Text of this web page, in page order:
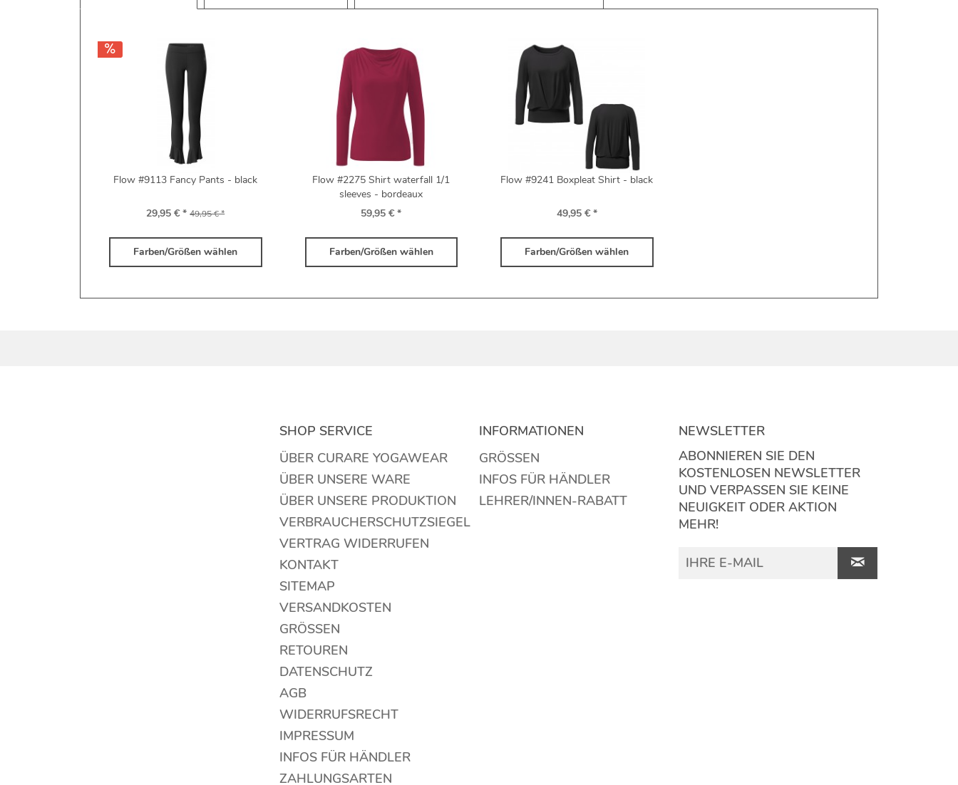
Flow #9113 Fancy Pants - black
29,95 € * 49,95 € *
Farben/Größen wählen
Flow #2275 Shirt waterfall 1/1
sleeves - bordeaux
59,95 € *
Farben/Größen wählen
Flow #9241 Boxpleat Shirt - black
49,95 € *
Farben/Größen wählen
SHOP SERVICE
ÜBER CURARE YOGAWEAR
ÜBER UNSERE WARE
ÜBER UNSERE PRODUKTION
VERBRAUCHERSCHUTZSIEGEL
VERTRAG WIDERRUFEN
KONTAKT
SITEMAP
VERSANDKOSTEN
GRÖSSEN
RETOUREN
DATENSCHUTZ
AGB
WIDERRUFSRECHT
IMPRESSUM
INFOS FÜR HÄNDLER
ZAHLUNGSARTEN
INFORMATIONEN
GRÖSSEN
INFOS FÜR HÄNDLER
LEHRER/INNEN-RABATT
NEWSLETTER
ABONNIEREN SIE DEN
KOSTENLOSEN NEWSLETTER
UND VERPASSEN SIE KEINE
NEUIGKEIT ODER AKTION
MEHR!